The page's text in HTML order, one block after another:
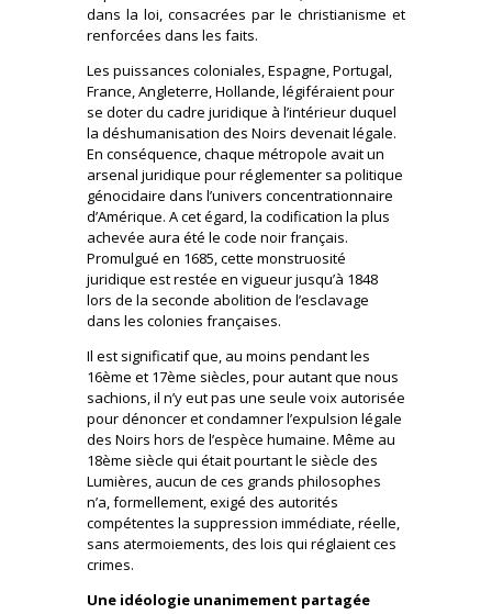
dans la loi, consacrées par le christianisme et
renforcées dans les faits.
Les puissances coloniales, Espagne, Portugal,
France, Angleterre, Hollande, légiféraient pour
se doter du cadre juridique à l’intérieur duquel
la déshumanisation des Noirs devenait légale.
En conséquence, chaque métropole avait un
arsenal juridique pour réglementer sa politique
génocidaire dans l’univers concentrationnaire
d’Amérique. A cet égard, la codification la plus
achevée aura été le code noir français.
Promulgué en 1685, cette monstruosité
juridique est restée en vigueur jusqu’à 1848
lors de la seconde abolition de l’esclavage
dans les colonies françaises.
Il est significatif que, au moins pendant les
16ème et 17ème siècles, pour autant que nous
sachions, il n’y eut pas une seule voix autorisée
pour dénoncer et condamner l’expulsion légale
des Noirs hors de l’espèce humaine. Même au
18ème siècle qui était pourtant le siècle des
Lumières, aucun de ces grands philosophes
n’a, formellement, exigé des autorités
compétentes la suppression immédiate, réelle,
sans atermoiements, des lois qui réglaient ces
crimes.
Une idéologie unanimement partagée